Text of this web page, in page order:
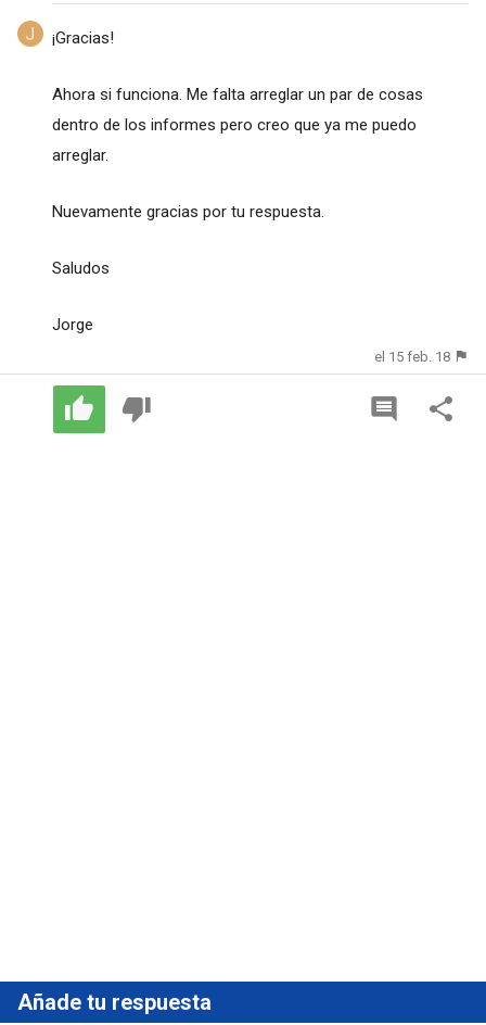
¡Gracias!
Ahora si funciona. Me falta arreglar un par de cosas
dentro de los informes pero creo que ya me puedo
arreglar.
Nuevamente gracias por tu respuesta.
Saludos
Jorge
el 15 feb. 18
Añade tu respuesta